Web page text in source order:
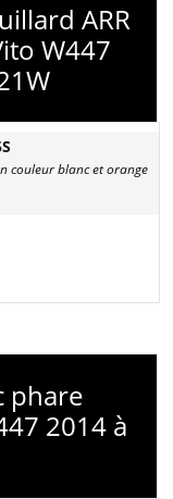
ARR
W447
couleur blanc et orange
phare
2014 à